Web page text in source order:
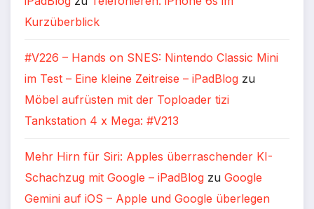
Kurzüberblick
#V226 – Hands on SNES: Nintendo Classic Mini
im Test – Eine kleine Zeitreise – iPadBlog zu
Möbel aufrüsten mit der Toploader tizi
Tankstation 4 x Mega: #V213
Mehr Hirn für Siri: Apples überraschender KI-
Schachzug mit Google – iPadBlog zu Google
Gemini auf iOS – Apple und Google überlegen